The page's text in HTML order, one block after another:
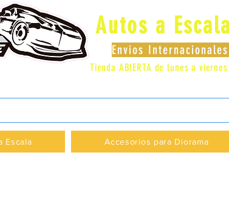
Autos a
Envios
Tienda ABIERTA de lunes a
Escala Accesorios para Diorama